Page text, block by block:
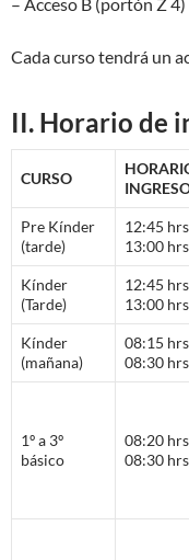
Cada curso tendrá un
II. Horario de
CURSO
Pre Kínder
(tarde)
12:45
13:00 hrs
Kínder
(Tarde)
12:45
13:00 hrs
Kínder
(mañana)
08:15
08:30 hrs
1º a 3º
básico
08:20
08:30 hrs